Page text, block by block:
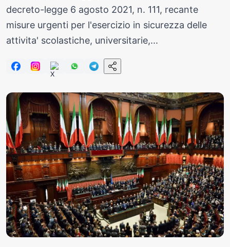
decreto-legge 6 agosto 2021, n. 111, recante
misure urgenti per l'esercizio in sicurezza delle
attivita' scolastiche, universitarie,...